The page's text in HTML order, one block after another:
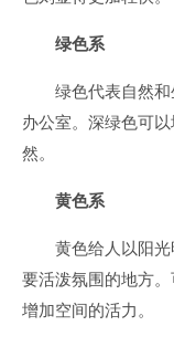
绿色系
绿色代表自然
办公室。深绿色可
然。
黄色系
黄色给人以阳
要活泼氛围的地方
增加空间的活力。